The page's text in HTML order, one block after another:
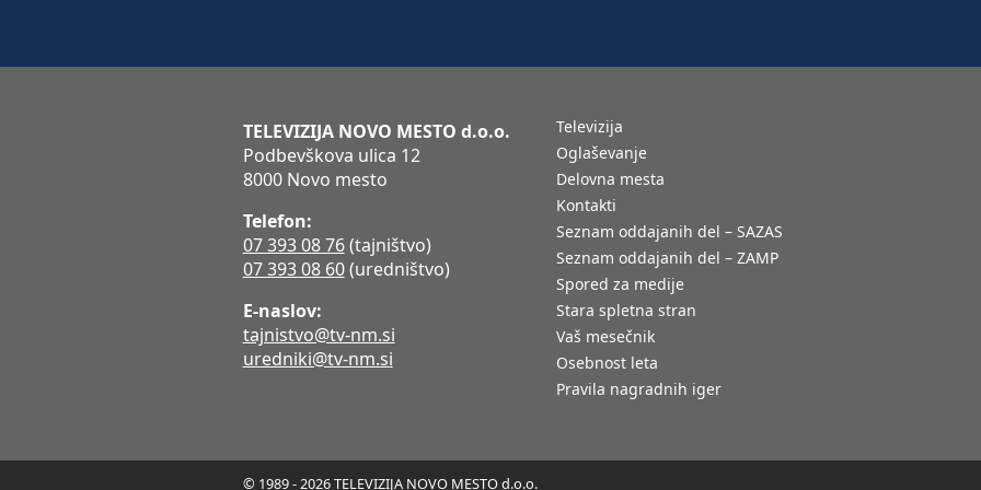
TELEVIZIJA NOVO MESTO d.o.o.
Podbevškova ulica 12
8000 Novo mesto
Telefon:
07 393 08 76(tajništvo)
07 393 08 60(uredništvo)
E-naslov:
tajnistvo@tv-nm.si
uredniki@tv-nm.si
Televizija
Oglaševanje
Delovna mesta
Kontakti
Seznam oddajanih del – SAZAS
Seznam oddajanih del – ZAMP
Spored za medije
Stara spletna stran
Vaš mesečnik
Osebnost leta
Pravila nagradnih iger
© 1989 - 2026 TELEVIZIJA NOVO MESTO d.o.o.